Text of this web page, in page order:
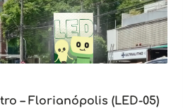
– Florianópolis (LED-05)